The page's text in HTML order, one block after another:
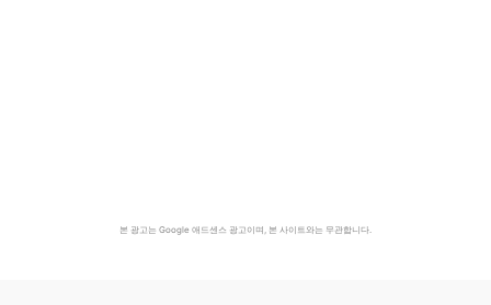
본 광고는 Google 애드센스 광고이며, 본 사이트와는 무관합니다.